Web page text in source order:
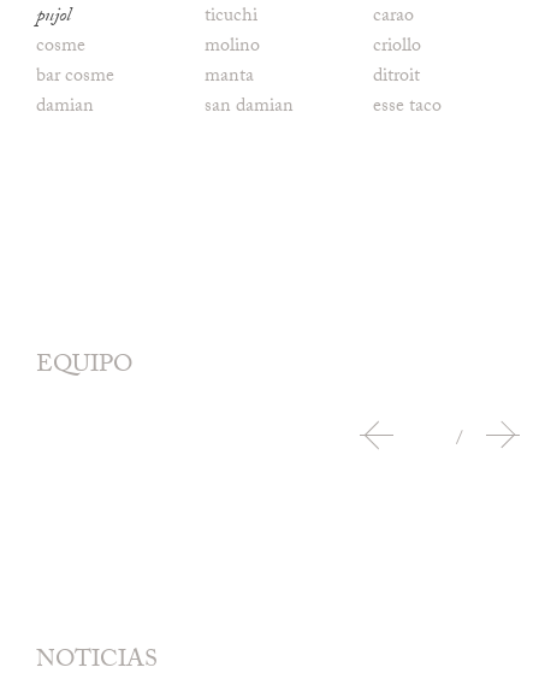
pujol
cosme
bar cosme
damian
ticuchi
molino
manta
san damian
carao
criollo
ditroit
esse taco
EQUIPO
/
NOTICIAS